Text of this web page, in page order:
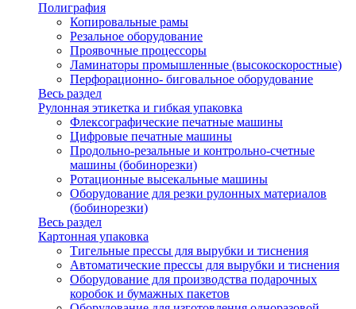
Полиграфия
Копировальные рамы
Резальное оборудование
Проявочные процессоры
Ламинаторы промышленные (высокоскоростные)
Перфорационно- биговальное оборудование
Весь раздел
Рулонная этикетка и гибкая упаковка
Флексографические печатные машины
Цифровые печатные машины
Продольно-резальные и контрольно-счетные
машины (бобинорезки)
Ротационные высекальные машины
Оборудование для резки рулонных материалов
(бобинорезки)
Весь раздел
Картонная упаковка
Тигельные прессы для вырубки и тиснения
Автоматические прессы для вырубки и тиснения
Оборудование для производства подарочных
коробок и бумажных пакетов